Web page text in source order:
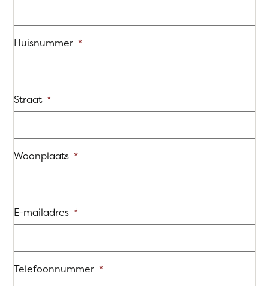
Huisnummer *
Straat *
Woonplaats *
E-mailadres *
Telefoonnummer *